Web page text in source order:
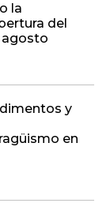
la
del
agosto
y
en